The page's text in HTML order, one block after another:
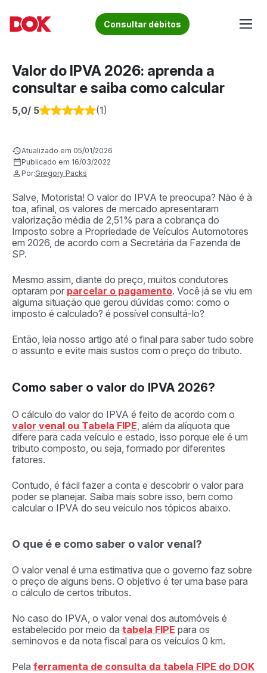
content
Acesse o Blog e conheça todos os nossos artigos | DOK
Fique por dentro de artigos sobre o trânsito brasileiro!
Conheça informações sobre licenciamento, ipva, multas e
Consultar débitos
Valor do IPVA 2026: aprenda a
consultar e saiba como calcular
5,0/ 5 (1)
Atualizado em 05/01/2026
Publicado em 16/03/2022
Por:Gregory Packs
Salve, Motorista! O valor do IPVA te preocupa? Não é à
toa, afinal, os valores de mercado apresentaram
valorização média de 2,51% para a cobrança do
Imposto sobre a Propriedade de Veículos Automotores
em 2026, de acordo com a Secretária da Fazenda de
SP.
Mesmo assim, diante do preço, muitos condutores
optaram por parcelar o pagamento. Você já se viu em
alguma situação que gerou dúvidas como: como o
imposto é calculado? é possível consultá-lo?
Então, leia nosso artigo até o final para saber tudo sobre
o assunto e evite mais sustos com o preço do tributo.
Como saber o valor do IPVA 2026?
O cálculo do valor do IPVA é feito de acordo com o
valor venal ou Tabela FIPE, além da alíquota que
difere para cada veículo e estado, isso porque ele é um
tributo composto, ou seja, formado por diferentes
fatores.
Contudo, é fácil fazer a conta e descobrir o valor para
poder se planejar. Saiba mais sobre isso, bem como
calcular o IPVA do seu veículo nos tópicos abaixo.
O que é e como saber o valor venal?
O valor venal é uma estimativa que o governo faz sobre
o preço de alguns bens. O objetivo é ter uma base para
o cálculo de certos tributos.
No caso do IPVA, o valor venal dos automóveis é
estabelecido por meio da tabela FIPE para os
seminovos e da nota fiscal para os veículos 0 km.
Pela ferramenta de consulta da tabela FIPE do DOK